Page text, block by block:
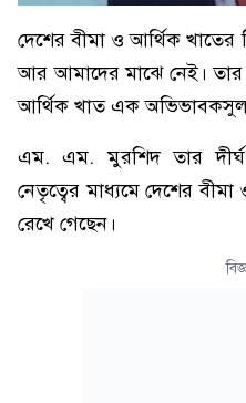
দেশের বীমা ও আর্থিক খাতের
আর আমাদের মাঝে নেই। তার
আর্থিক খাত এক অভিভাবকসুলভ
এম. এম. মুরশিদ তার
নেতৃত্বের মাধ্যমে দেশের
রেখে গেছেন।